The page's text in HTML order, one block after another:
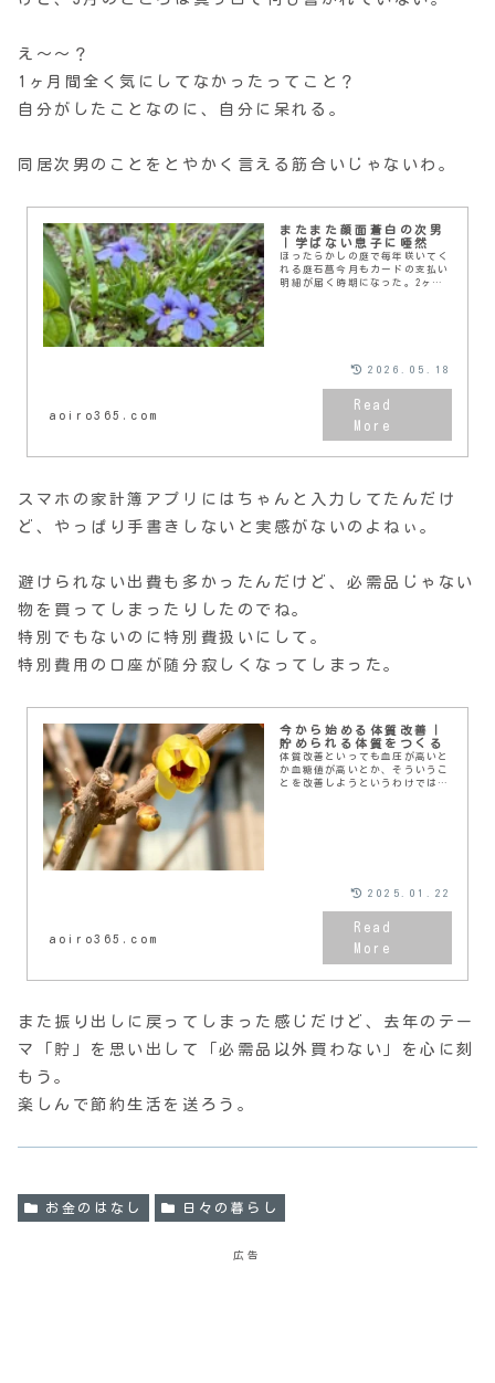
え〜〜？
1ヶ月間全く気にしてなかったってこと？
自分がしたことなのに、自分に呆れる。
同居次男のことをとやかく言える筋合いじゃないわ。
またまた顔面蒼白の次男
｜学ばない息子に唖然
ほったらかしの庭で毎年咲いてく
れる庭石菖今月もカードの支払い
明細が届く時期になった。2ヶ月
aoiro365.com
2026.05.18
スマホの家計簿アプリにはちゃんと入力してたんだけ
ど、やっぱり手書きしないと実感がないのよねぃ。
避けられない出費も多かったんだけど、必需品じゃない
物を買ってしまったりしたのでね。
特別でもないのに特別費扱いにして。
特別費用の口座が随分寂しくなってしまった。
今から始める体質改善｜
貯められる体質をつくる
体質改善といっても血圧が高いと
か血糖値が高いとか、そういうこ
とを改善しようというわけではな
aoiro365.com
2025.01.22
また振り出しに戻ってしまった感じだけど、去年のテー
マ「貯」を思い出して「必需品以外買わない」を心に刻
もう。
楽しんで節約生活を送ろう。
お金のはなし 日々の暮らし
広告